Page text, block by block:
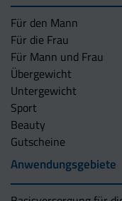
Für den Mann
Für die Frau
Für Mann und Frau
Übergewicht
Untergewicht
Sport
Beauty
Gutscheine
Anwendungsgebiete